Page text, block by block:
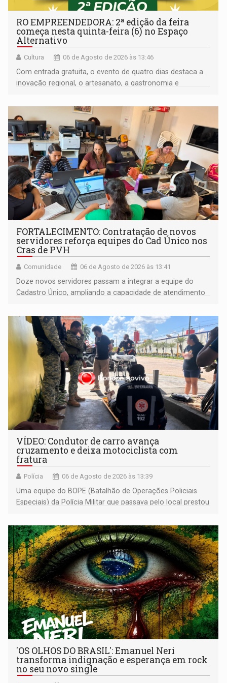
RO EMPREENDEDORA: 2ª edição da feira
começa nesta quinta-feira (6) no Espaço
Alternativo
Cultura 06 de Agosto de 2026 às 13:46
Com entrada gratuita, o evento de quatro dias destaca a
inovação regional, o artesanato, a gastronomia e
FORTALECIMENTO: Contratação de novos
servidores reforça equipes do Cad Único nos
Cras de PVH
Comunidade 06 de Agosto de 2026 às 13:41
Doze novos servidores passam a integrar a equipe do
Cadastro Único, ampliando a capacidade de atendimento
VÍDEO: Condutor de carro avança
cruzamento e deixa motociclista com
fratura
Polícia 06 de Agosto de 2026 às 13:39
Uma equipe do BOPE (Batalhão de Operações Policiais
Especiais) da Polícia Militar que passava pelo local prestou
'OS OLHOS DO BRASIL': Emanuel Neri
transforma indignação e esperança em rock
no seu novo single